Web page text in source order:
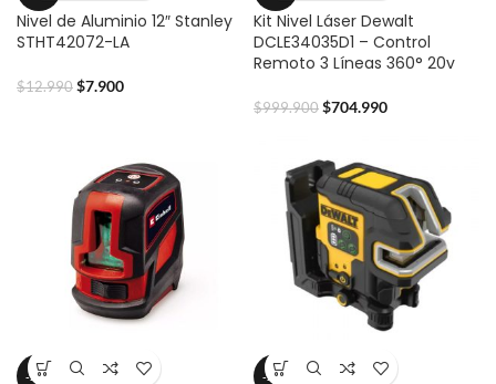
Nivel de Aluminio 12″ Stanley
STHT42072-LA
$12.990 $7.900
Kit Nivel Láser Dewalt
DCLE34035D1 – Control
Remoto 3 Líneas 360° 20v
$999.900 $704.990
-24% -25%